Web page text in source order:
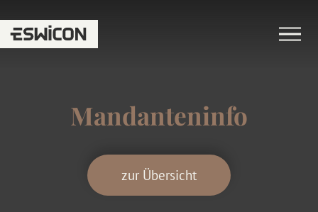
Mandanteninfo
zur Übersicht